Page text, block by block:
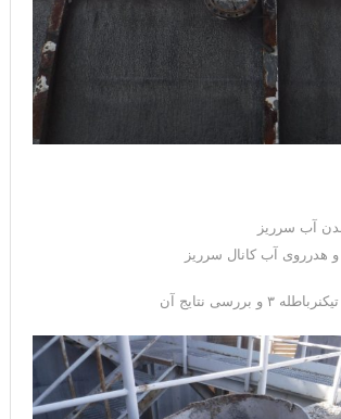
آب سرریز
هدرروی آب کانال سرریز
و بررسی نتایج آن